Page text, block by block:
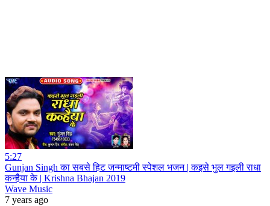
5:27
Gunjan Singh का सबसे हिट जन्माष्टमी स्पेशल भजन | कइसे भुल गइली राधा
कन्हैया के | Krishna Bhajan 2019
Wave Music
7 years ago